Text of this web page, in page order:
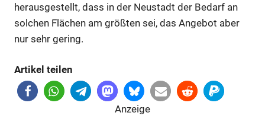
Anzeige
herausgestellt, dass in der Neustadt der Bedarf an
solchen Flächen am größten sei, das Angebot aber
nur sehr gering.
Artikel teilen
Anzeige